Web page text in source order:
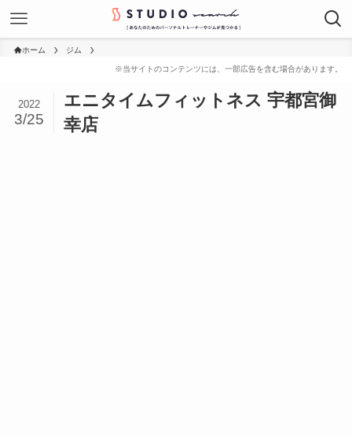
ホーム ジム
エニタイムフィットネス 宇都宮御
幸店
2022
3/25